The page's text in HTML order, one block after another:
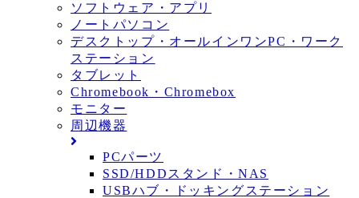
ソフトウェア・アプリ
ノートパソコン
デスクトップ・オールインワンPC・ワーク
ステーション
タブレット
Chromebook・Chromebox
モニター
周辺機器
PCパーツ
SSD/HDDスタンド・NAS
USBハブ・ドッキングステーション